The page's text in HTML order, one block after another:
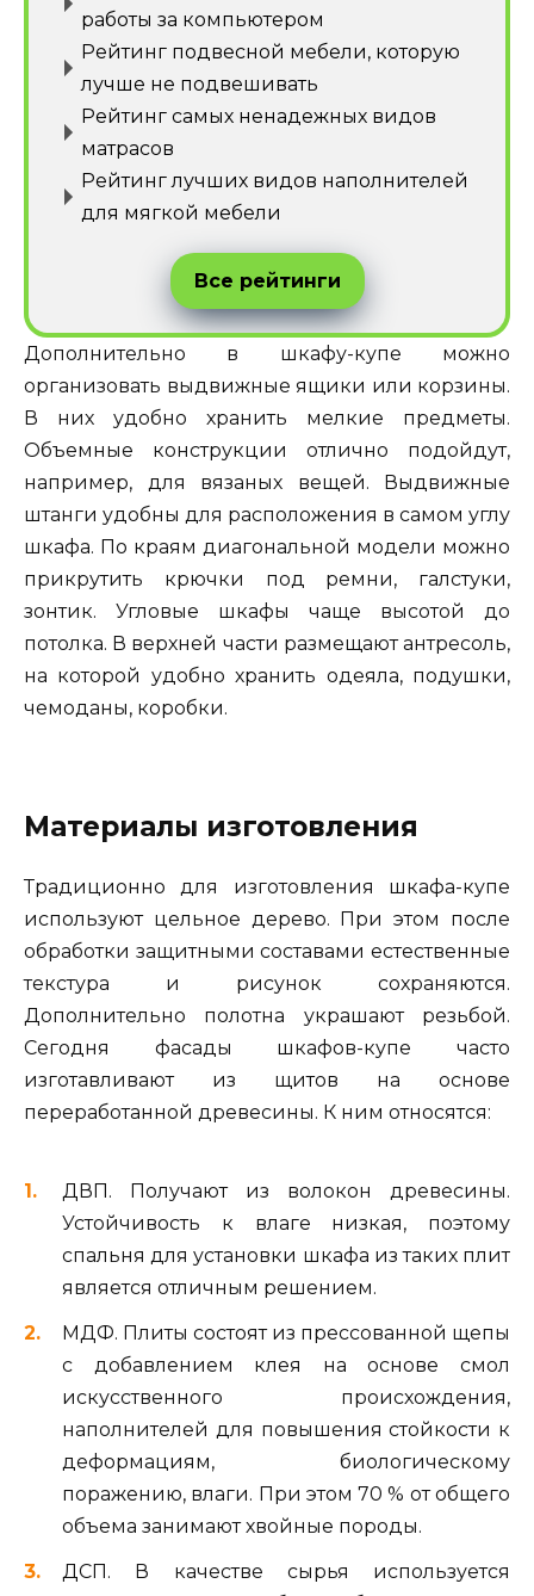
работы за компьютером
Рейтинг подвесной мебели, которую
лучше не подвешивать
Рейтинг самых ненадежных видов
матрасов
Рейтинг лучших видов наполнителей
для мягкой мебели
Все рейтинги
Дополнительно в шкафу-купе можно
организовать выдвижные ящики или корзины.
В них удобно хранить мелкие предметы.
Объемные конструкции отлично подойдут,
например, для вязаных вещей. Выдвижные
штанги удобны для расположения в самом углу
шкафа. По краям диагональной модели можно
прикрутить крючки под ремни, галстуки,
зонтик. Угловые шкафы чаще высотой до
потолка. В верхней части размещают антресоль,
на которой удобно хранить одеяла, подушки,
чемоданы, коробки.
Материалы изготовления
Традиционно для изготовления шкафа-купе
используют цельное дерево. При этом после
обработки защитными составами естественные
текстура и рисунок сохраняются.
Дополнительно полотна украшают резьбой.
Сегодня фасады шкафов-купе часто
изготавливают из щитов на основе
переработанной древесины. К ним относятся:
ДВП. Получают из волокон древесины.
Устойчивость к влаге низкая, поэтому
спальня для установки шкафа из таких плит
является отличным решением.
МДФ. Плиты состоят из прессованной щепы
с добавлением клея на основе смол
искусственного происхождения,
наполнителей для повышения стойкости к
деформациям, биологическому
поражению, влаги. При этом 70 % от общего
объема занимают хвойные породы.
ДСП. В качестве сырья используется